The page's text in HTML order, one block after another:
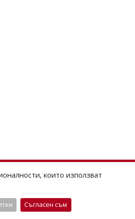
които използват
Съгласен съм